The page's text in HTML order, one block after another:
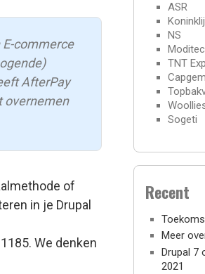
commerce
AfterPay
overnemen
of
in je Drupal
We denken
ASR
NS
TNT
Sogeti
Recent
Meer
Drupal 7
2021